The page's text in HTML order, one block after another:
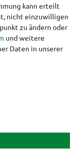
kann erteilt
nicht einzuwilligen
zu ändern oder
und weitere
Daten in unserer